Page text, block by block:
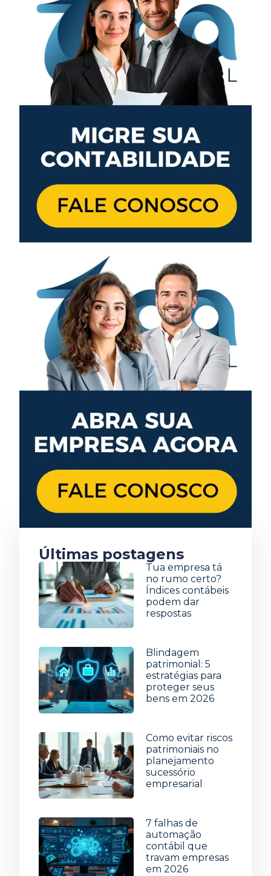
Últimas postagens
Tua empresa tá
no rumo certo?
Índices contábeis
podem dar
respostas
Blindagem
patrimonial: 5
estratégias para
proteger seus
bens em 2026
Como evitar riscos
patrimoniais no
planejamento
sucessório
empresarial
7 falhas de
automação
contábil que
travam empresas
em 2026